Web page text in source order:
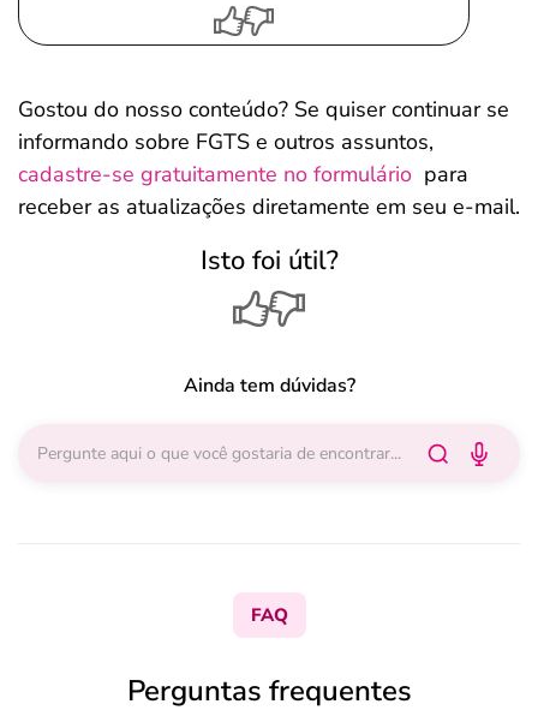
Gostou do nosso conteúdo? Se quiser continuar se
informando sobre FGTS e outros assuntos,
cadastre-se gratuitamente no formulário para
receber as atualizações diretamente em seu e-mail.
Isto foi útil?
Ainda tem dúvidas?
FAQ
Perguntas frequentes